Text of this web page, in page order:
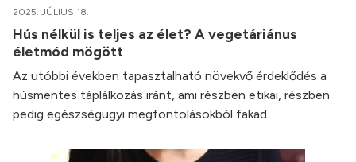
2025. JÚLIUS 18.
Hús nélkül is teljes az élet? A vegetáriánus
életmód mögött
Az utóbbi években tapasztalható növekvő érdeklődés a
húsmentes táplálkozás iránt, ami részben etikai, részben
pedig egészségügyi megfontolásokból fakad.